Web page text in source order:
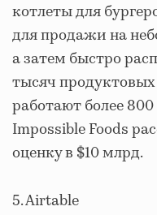
котлеты для
для продажи на
а затем быстро
тысяч
работают более
Impossible Foods
оценку в $10 млрд.
5. Airtable